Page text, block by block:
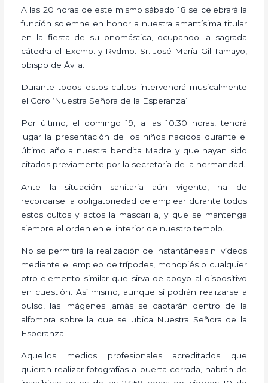
A las 20 horas de este mismo sábado 18 se celebrará la
función solemne en honor a nuestra amantísima titular
en la fiesta de su onomástica, ocupando la sagrada
cátedra el Excmo. y Rvdmo. Sr. José María Gil Tamayo,
obispo de Ávila.
Durante todos estos cultos intervendrá musicalmente
el Coro ‘Nuestra Señora de la Esperanza’.
Por último, el domingo 19, a las 10:30 horas, tendrá
lugar la presentación de los niños nacidos durante el
último año a nuestra bendita Madre y que hayan sido
citados previamente por la secretaría de la hermandad.
Ante la situación sanitaria aún vigente, ha de
recordarse la obligatoriedad de emplear durante todos
estos cultos y actos la mascarilla, y que se mantenga
siempre el orden en el interior de nuestro templo.
No se permitirá la realización de instantáneas ni vídeos
mediante el empleo de trípodes, monopiés o cualquier
otro elemento similar que sirva de apoyo al dispositivo
en cuestión. Así mismo, aunque sí podrán realizarse a
pulso, las imágenes jamás se captarán dentro de la
alfombra sobre la que se ubica Nuestra Señora de la
Esperanza.
Aquellos medios profesionales acreditados que
quieran realizar fotografías a puerta cerrada, habrán de